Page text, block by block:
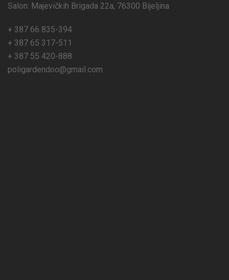
Salon: Majevičkih Brigada 22a, 76300 Bijeljina
+ 387 66 835-394
+ 387 65 317-511
+ 387 55 420-888
poligardendoo@gmail.com